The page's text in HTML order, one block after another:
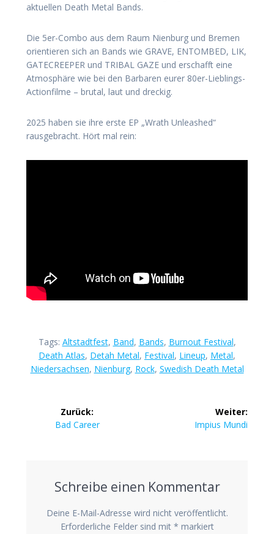
aktuellen Death Metal Bands.
Die 5er-Combo aus dem Raum Nienburg und Bremen
orientieren sich an Bands wie GRAVE, ENTOMBED, LIK,
GATECREEPER und TRIBAL GAZE und erschafft eine
Atmosphäre wie bei den Barbaren eurer 80er-Lieblings-
Actionfilme – brutal, laut und dreckig.
2025 haben sie ihre erste EP „Wrath Unleashed“
rausgebracht. Hört mal rein:
Tags: Altstadtfest, Band, Bands, Burnout Festival,
Death Atlas, Detah Metal, Festival, Lineup, Metal,
Niedersachsen, Nienburg, Rock, Swedish Death Metal
Beitrags-
Navigation
Zurück:
Vorheriger
Bad Career
Weiter:
Nächster
Impius Mundi
Schreibe einen Kommentar
Deine E-Mail-Adresse wird nicht veröffentlicht.
Erforderliche Felder sind mit * markiert